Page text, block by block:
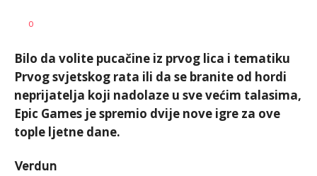
AUTOR
0
Bilo da volite pucačine iz prvog lica i tematiku
Prvog svjetskog rata ili da se branite od hordi
neprijatelja koji nadolaze u sve većim talasima,
Epic Games je spremio dvije nove igre za ove
tople ljetne dane.
Verdun